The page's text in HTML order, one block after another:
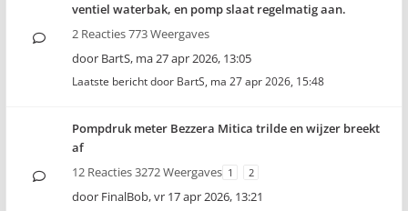
ventiel waterbak, en pomp slaat regelmatig aan.
2 Reacties 773 Weergaves
door BartS, ma 27 apr 2026, 13:05
Laatste bericht door BartS, ma 27 apr 2026, 15:48
Pompdruk meter Bezzera Mitica trilde en wijzer breekt
af
12 Reacties 3272 Weergaves 1 2
door FinalBob,vr 17 apr 2026, 13:21